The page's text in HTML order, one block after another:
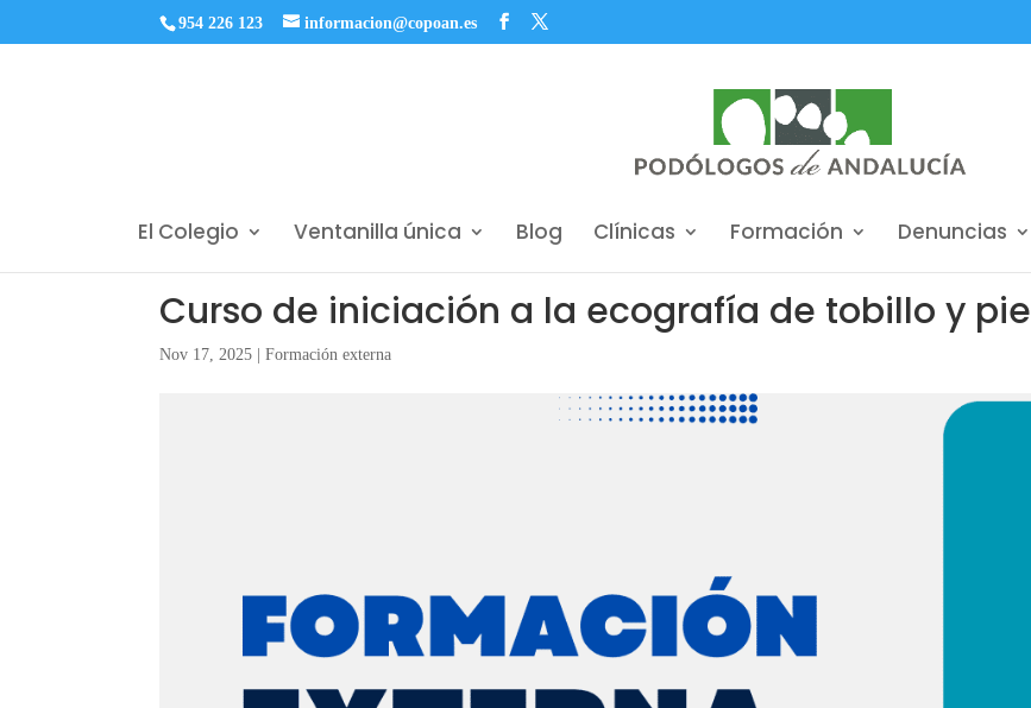
954 226 123 informacion@copoan.es
El Colegio Ventanilla única Blog Clínicas Formación Denuncias
Curso de iniciación a la ecografía de tobillo y pie
Nov 17, 2025 |Formación externa